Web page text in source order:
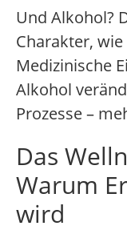
Und Alkohol?
Charakter,
Medizinische
Alkohol
Prozesse –
Das
Warum
wird